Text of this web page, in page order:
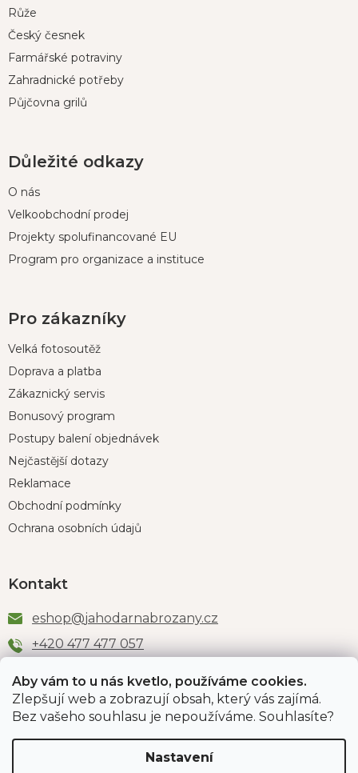
Aby vám to u nás kvetlo, používáme cookies.
Zlepšují web a zobrazují obsah, který vás zajímá.
Bez vašeho souhlasu je nepoužíváme. Souhlasíte?
Nastavení
Růže
Český česnek
Farmářské potraviny
Zahradnické potřeby
Půjčovna grilů
Důležité odkazy
O nás
Velkoobchodní prodej
Projekty spolufinancované EU
Program pro organizace a instituce
Pro zákazníky
Velká fotosoutěž
Doprava a platba
Zákaznický servis
Bonusový program
Postupy balení objednávek
Nejčastější dotazy
Reklamace
Obchodní podmínky
Ochrana osobních údajů
Kontakt
eshop@jahodarnabrozany.cz
+420 477 477 057
Odběr newsletteru